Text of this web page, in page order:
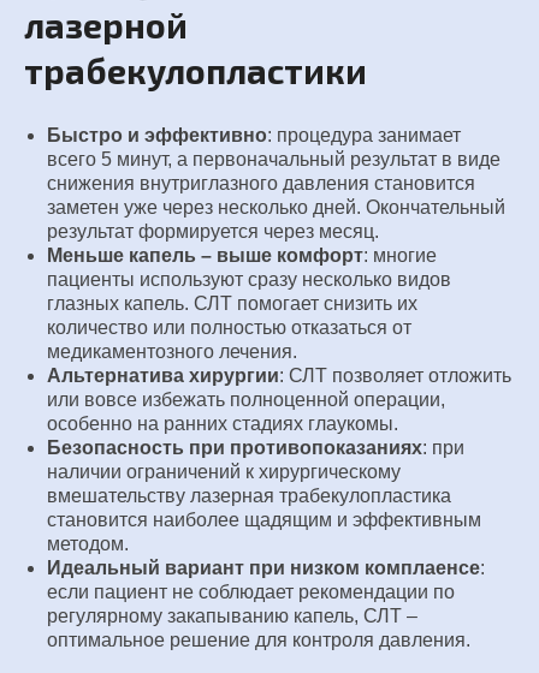
лазерной
трабекулопластики
Быстро и эффективно: процедура занимает
всего 5 минут, а первоначальный результат в виде
снижения внутриглазного давления становится
заметен уже через несколько дней. Окончательный
результат формируется через месяц.
Меньше капель – выше комфорт: многие
пациенты используют сразу несколько видов
глазных капель. СЛТ помогает снизить их
количество или полностью отказаться от
медикаментозного лечения.
Альтернатива хирургии: СЛТ позволяет отложить
или вовсе избежать полноценной операции,
особенно на ранних стадиях глаукомы.
Безопасность при противопоказаниях: при
наличии ограничений к хирургическому
вмешательству лазерная трабекулопластика
становится наиболее щадящим и эффективным
методом.
Идеальный вариант при низком комплаенсе:
если пациент не соблюдает рекомендации по
регулярному закапыванию капель, СЛТ –
оптимальное решение для контроля давления.